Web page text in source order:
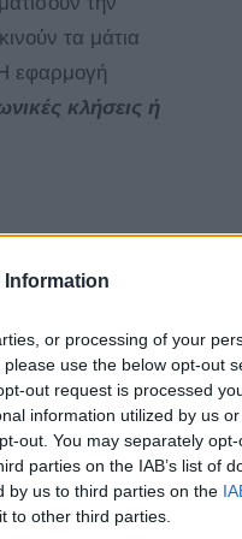
Information
or processing of your
use the below opt-out
out request is processed
information utilized by us
out. You may separately
parties on the IAB’s list of
by us to third parties on the
to other third parties.
τα μάτια
εφαρμογή
κλήσεις ή
4